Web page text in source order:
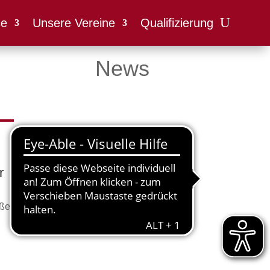
Unsere Vereine Qualifizierung
News